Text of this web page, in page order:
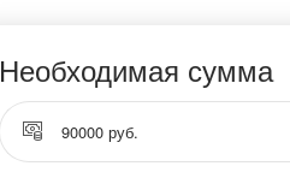
Необходимая сумма
90000 руб.